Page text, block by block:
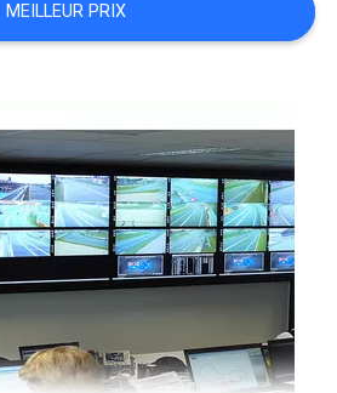
MEILLEUR PRIX